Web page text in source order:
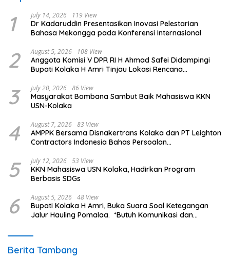
1 July 14, 2026 119 View
Dr Kadaruddin Presentasikan Inovasi Pelestarian
Bahasa Mekongga pada Konferensi Internasional
2 August 5, 2026 108 View
Anggota Komisi V DPR RI H Ahmad Safei Didampingi
Bupati Kolaka H Amri Tinjau Lokasi Rencana
Wundulako
3 July 20, 2026 86 View
Masyarakat Bombana Sambut Baik Mahasiswa KKN
USN-Kolaka
4 August 7, 2026 83 View
AMPPK Bersama Disnakertrans Kolaka dan PT Leighton
Contractors Indonesia Bahas Persoalan
5 July 12, 2026 53 View
KKN Mahasiswa USN Kolaka, Hadirkan Program
Berbasis SDGs
6 August 5, 2026 48 View
Bupati Kolaka H Amri, Buka Suara Soal Ketegangan
Jalur Hauling Pomalaa. *Butuh Komunikasi dan
Berita Tambang